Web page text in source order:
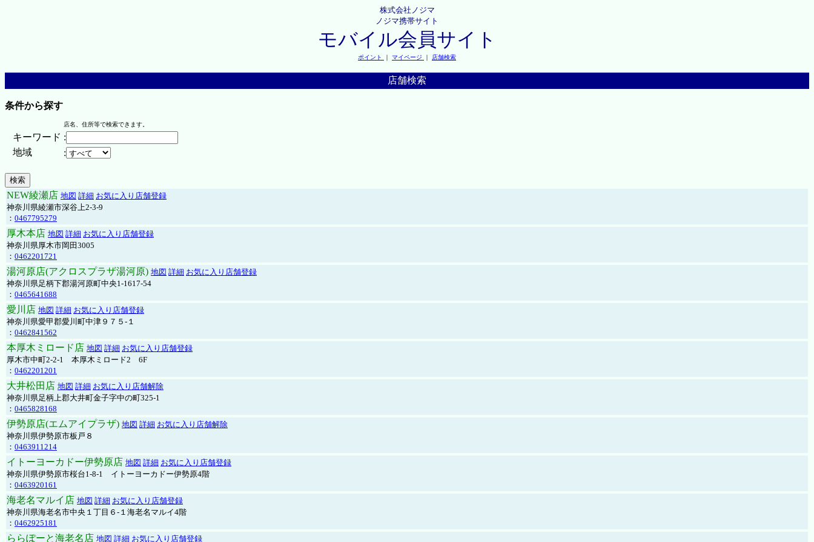
株式会社ノジマ
ノジマ携帯サイト
モバイル会員サイト
ポイント ｜ マイページ ｜ 店舗検索
店舗検索
条件から探す
店名、住所等で検索できます。
キーワード :
地域
:
NEW綾瀬店 地図 詳細 お気に入り店舗登録
神奈川県綾瀬市深谷上2-3-9
： 0467795279
厚木本店 地図 詳細 お気に入り店舗登録
神奈川県厚木市岡田3005
： 0462201721
湯河原店(アクロスプラザ湯河原) 地図 詳細 お気に入り店舗登録
神奈川県足柄下郡湯河原町中央1-1617-54
： 0465641688
愛川店 地図 詳細 お気に入り店舗登録
神奈川県愛甲郡愛川町中津９７５-１
： 0462841562
本厚木ミロード店 地図 詳細 お気に入り店舗登録
厚木市中町2-2-1 本厚木ミロード2 6F
： 0462201201
大井松田店 地図 詳細 お気に入り店舗解除
神奈川県足柄上郡大井町金子字中の町325-1
： 0465828168
伊勢原店(エムアイプラザ) 地図 詳細 お気に入り店舗解除
神奈川県伊勢原市板戸８
： 0463911214
イトーヨーカドー伊勢原店 地図 詳細 お気に入り店舗登録
神奈川県伊勢原市桜台1-8-1 イトーヨーカドー伊勢原4階
： 0463920161
海老名マルイ店 地図 詳細 お気に入り店舗登録
神奈川県海老名市中央１丁目６-１海老名マルイ4階
： 0462925181
ららぽーと海老名店 地図 詳細 お気に入り店舗登録